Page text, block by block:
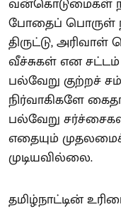
போதைப் பொருள்
திருட்டு,
வீச்சுகள் என சட்டம்
பல்வேறு குற்றச்
நிர்வாகிகளே
பல்வேறு
எதையும்
முடியவில்லை.
தமிழ்நாட்டின்